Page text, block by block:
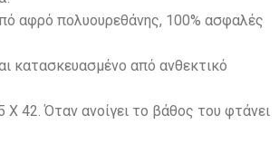
αφρό πολυουρεθάνης, 100% ασφαλές
κατασκευασμένο από ανθεκτικό
Χ 42. Όταν ανοίγει το βάθος του φτάνει